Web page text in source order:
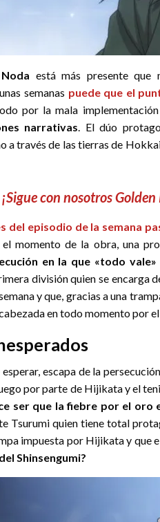
está más presente que
semanas puede que el
por la mala
narrativas. El dúo
a través de las tierras de
¡Sigue con nosotros
del episodio de la semana
momento de la obra, una
en la que «todo
división quien se encarga
y que, gracias a una
en todo momento por
escapa de la
por parte de Hijikata y el
ser que la fiebre por el oro
Tsurumi quien tiene total
impuesta por Hijikata y que
Shinsengumi?